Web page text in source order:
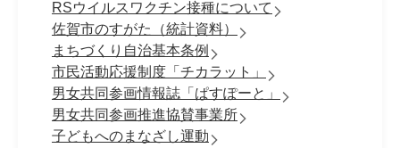
RSウイルスワクチン接種について
佐賀市のすがた（統計資料）
まちづくり自治基本条例
市民活動応援制度「チカラット」
男女共同参画情報誌「ぱすぽーと」
男女共同参画推進協賛事業所
子どもへのまなざし運動